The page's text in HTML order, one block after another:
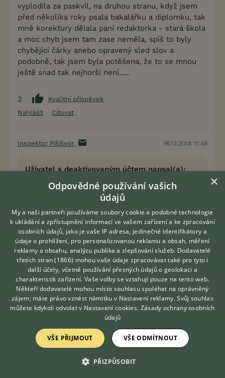
vyplodila za paskvil, na druhou stranu, když jsem
před několika roky psala bakalářku a diplomku, tak
mně korektury dělala paní redaktorka - stará škola
a moc chyb jsem tam zase neměla, spíš to byly
chybějící čárky anebo opravený sled slov a
podobně, tak jsem byla potěšena, že to se mnou
ještě snad tak nejhorší není.....
2
Kvalitní příspěvek
Nahlásit
Citovat
Inspektor Pišišvor 16.12.2018 11:48
Uživatel s deaktivovaným účtem napsal(a):
Nemyslím si, že je dobré pravopisné chyby
banalizovat a jejich autory omlouvat. Není to
jen o citu pro mateřský jazyk, ale i o lenosti a
lhostejnosti. Bez respektování pravidel to už
není čeština. Vždyť je to vidět i zde.
Zrovna vy, megi, často píšete takovým stylem,
že mám problém příspěvku porozumět. A není
to tím, že bych neuměla číst...
Třeba toto - "a jaké to bylo krásné před
tisícem let, kdy do školy chodil .. někdo jiný,
kdokoli, ale hlavně, že starší :-)" - ale hlavně,
že starší?? Jak to myslíte?
Přesně!
Navíc pokud není někdo schopný napsat větu bez
chyb, tak mi to příjde úplně nastejno, jako kdyby
Hledáte zvířecího kamaráda?
Zdarma vám poradí
VETERINÁŘ ONLINE
KONZULTOVAT S
VETERINÁŘEM
×
Odpovědné používání vašich
údajů
My a naši partneři používáme soubory cookie a podobné technologie
k ukládání a zpřístupnění informací ve vašem zařízení a ke zpracování
osobních údajů, jako je vaše IP adresa, jedinečné identifikátory a
údaje o prohlížení, pro personalizovanou reklamu a obsah, měření
reklamy a obsahu, analýzu publika a zlepšování služeb. Dodavatelé
třetích stran (1866) mohou vaše údaje zpracovávat také pro tyto i
další účely, včetně používání přesných údajů o geolokaci a
charakteristik zařízení. Vaše volby se vztahují pouze na tento web.
Někteří dodavatelé mohou místo souhlasu spoléhat na oprávněný
zájem; máte právo vznést námitku v Nastavení reklamy. Svůj souhlas
můžete kdykoli odvolat v Nastavení cookies. Zásady ochrany osobních
údajů
VŠE PŘIJMOUT VŠE ODMÍTNOUT
PŘIZPŮSOBIT